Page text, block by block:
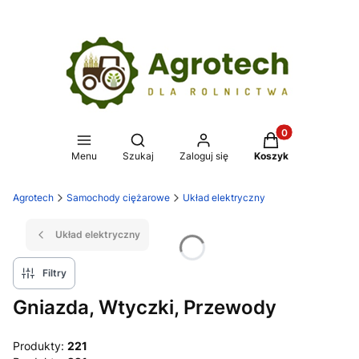
Menu
Otwórz wyszukiwarkę
Szukaj Zaloguj się
Produkty w
Koszyk
Agrotech Samochody ciężarowe Układ elektryczny
Układ elektryczny
Filtry
Gniazda, Wtyczki, Przewody
Produkty: 221